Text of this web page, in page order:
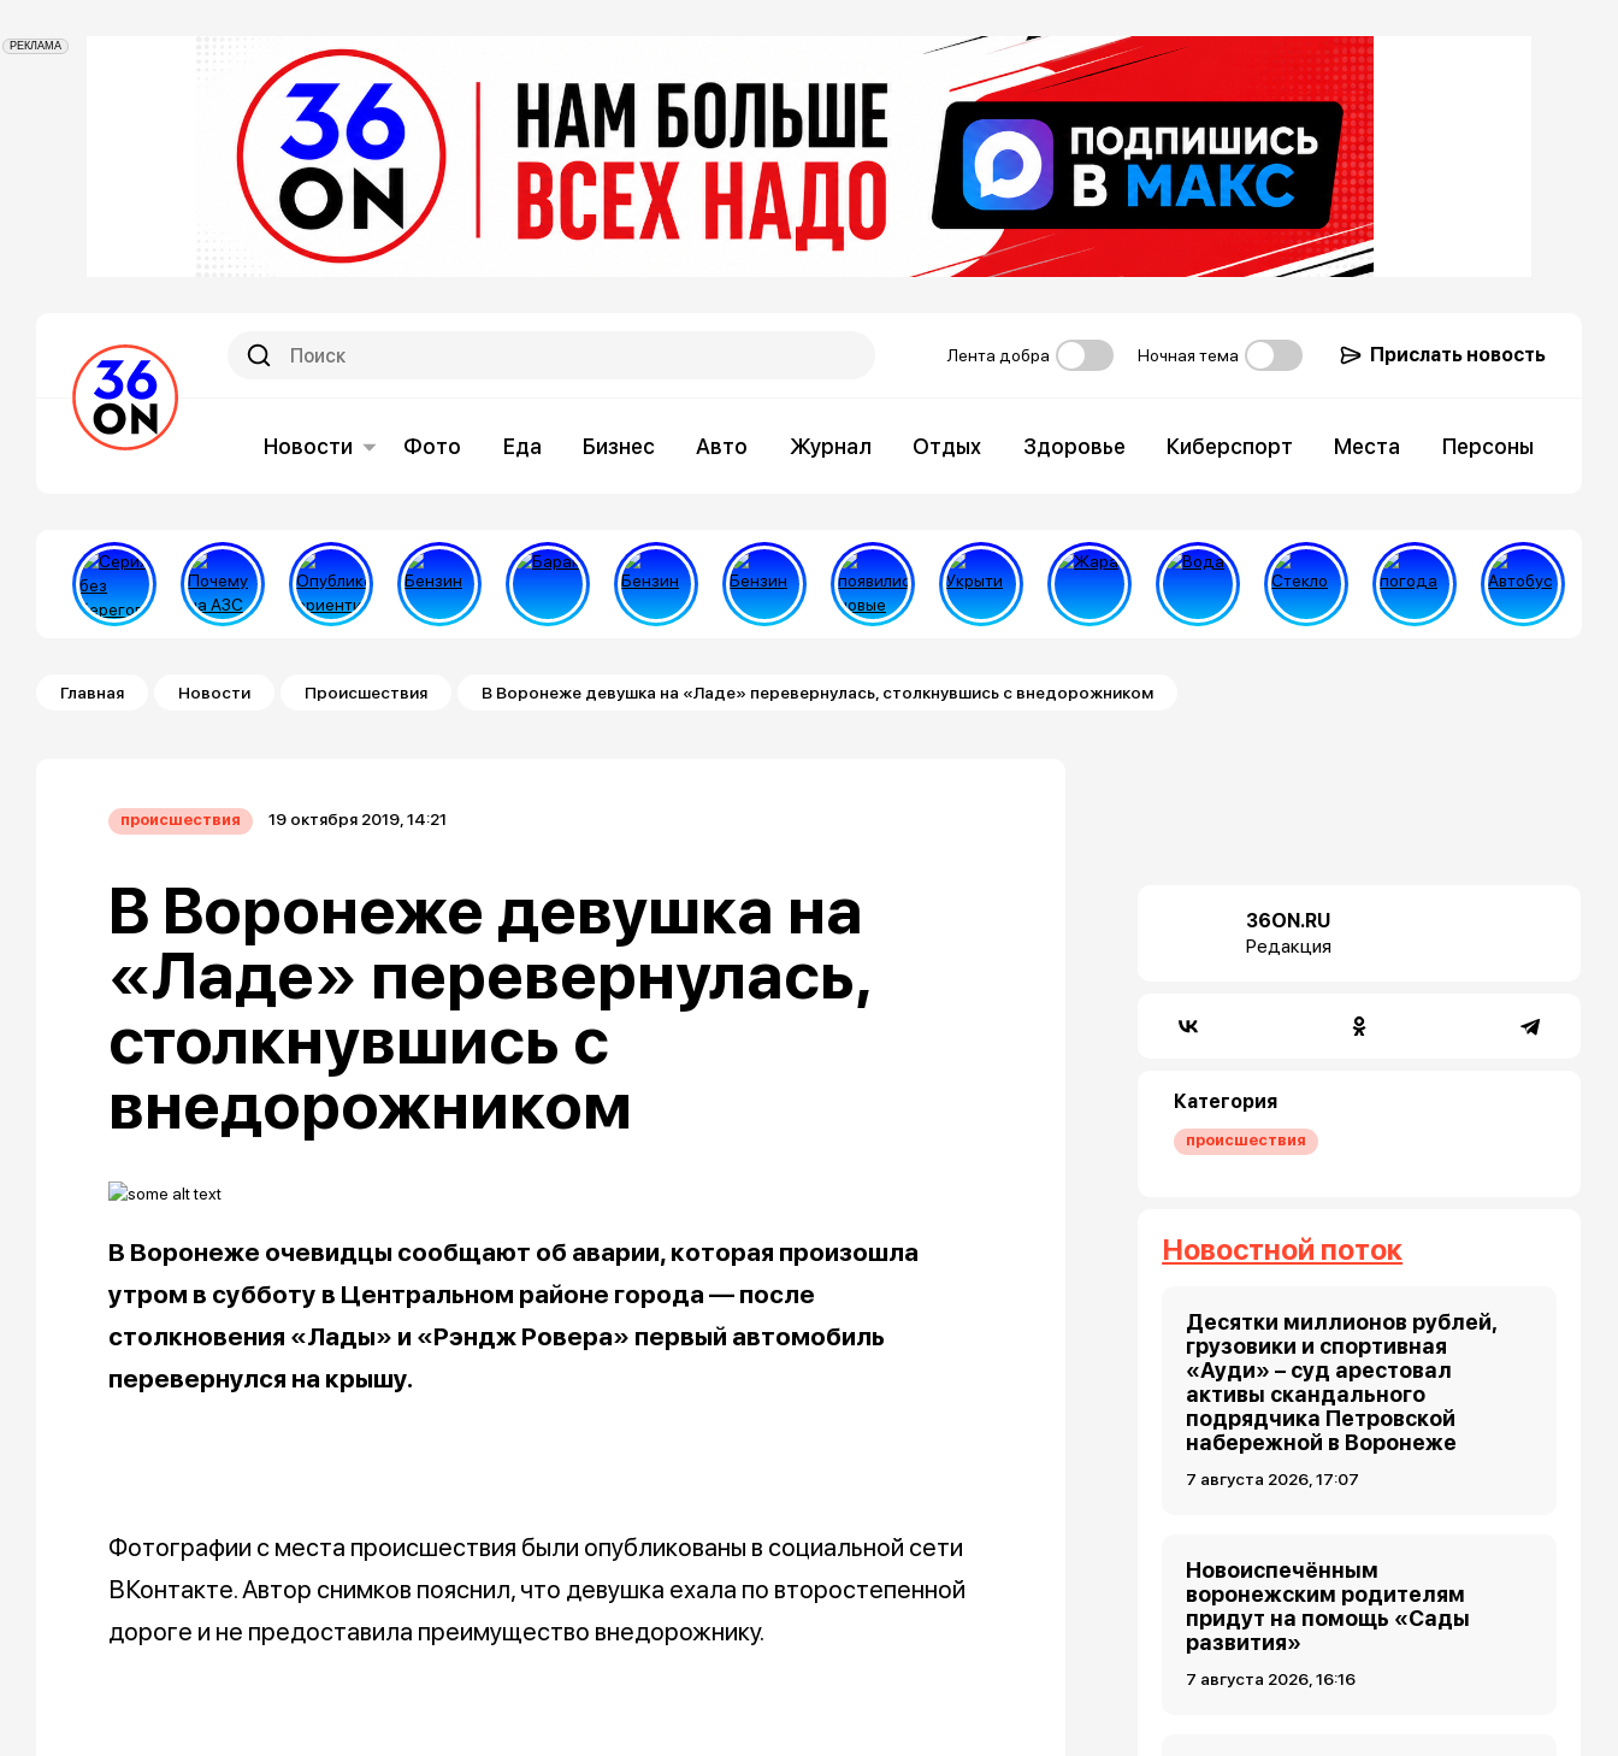
РЕКЛАМА
Лента добра Ночная тема Прислать новость
Новости Фото Еда Бизнес Авто Журнал Отдых Здоровье Киберспорт Места Персоны
Строка навигации
Главная Новости Происшествия В Воронеже девушка на «Ладе» перевернулась, столкнувшись с внедорожником
происшествия 19 октября 2019, 14:21
В Воронеже девушка на
«Ладе» перевернулась,
столкнувшись с
внедорожником
В Воронеже очевидцы сообщают об аварии, которая произошла
утром в субботу в Центральном районе города — после
столкновения «Лады» и «Рэндж Ровера» первый автомобиль
перевернулся на крышу.
Фотографии с места происшествия были опубликованы в социальной сети
ВКонтакте. Автор снимков пояснил, что девушка ехала по второстепенной
дороге и не предоставила преимущество внедорожнику.
36ON.RU
Редакция
Категория
происшествия
Новостной поток
Десятки миллионов рублей,
грузовики и спортивная
«Ауди» – суд арестовал
активы скандального
подрядчика Петровской
набережной в Воронеже
7 августа 2026, 17:07
Новоиспечённым
воронежским родителям
придут на помощь «Сады
развития»
7 августа 2026, 16:16